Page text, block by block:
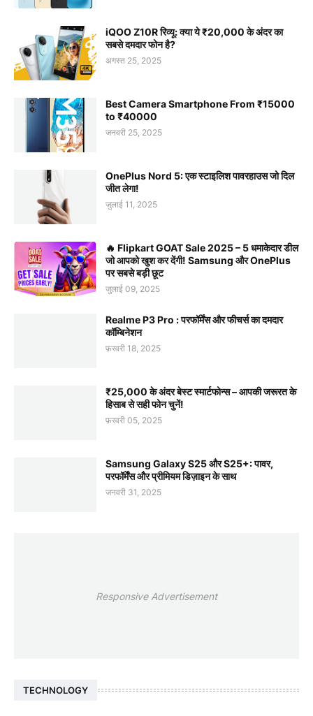
iQOO Z10R रिव्यू: क्या ये ₹20,000 के अंदर का
सबसे दमदार फोन है?
अगस्त 25, 2025
Best Camera Smartphone From ₹15000
to ₹40000
जनवरी 25, 2025
OnePlus Nord 5: एक स्टाइलिश पावरहाउस जो दिल
जीत लेगा!
जुलाई 11, 2025
🔥 Flipkart GOAT Sale 2025 – 5 धमाकेदार डील
जो आपको खुश कर देंगी! Samsung और OnePlus
पर सबसे बड़ी छूट
जुलाई 09, 2025
Realme P3 Pro : परफॉर्मेंस और फीचर्स का दमदार
कॉम्बिनेशन
फ़रवरी 18, 2025
₹25,000 के अंदर बेस्ट स्मार्टफोन्स – आपकी जरूरत के
हिसाब से सही फोन चुनें!
फ़रवरी 05, 2025
Samsung Galaxy S25 और S25+: पावर,
परफॉर्मेंस और प्रीमियम डिज़ाइन के साथ
जनवरी 31, 2025
Responsive Advertisement
TECHNOLOGY